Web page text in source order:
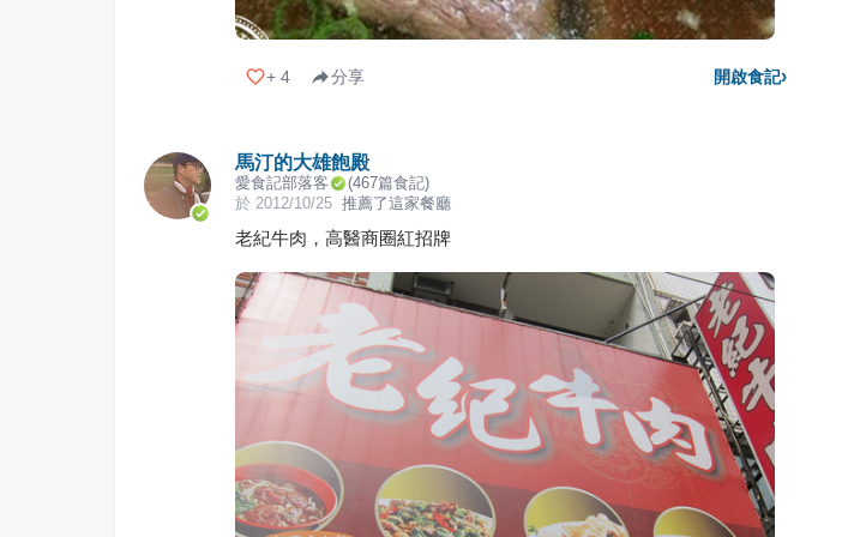
+ 4 分享 開啟食記›
馬汀的大雄飽殿
愛食記部落客 (467篇食記)
於 2012/10/25 推薦了這家餐廳
老紀牛肉，高醫商圈紅招牌